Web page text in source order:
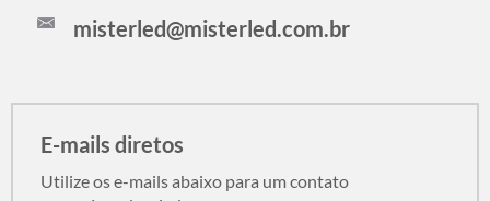
misterled@misterled.com.br
E-mails diretos
Utilize os e-mails abaixo para um contato